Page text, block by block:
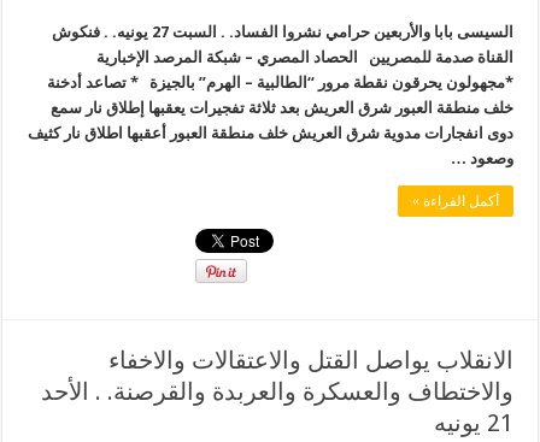
السيسى بابا والأربعين حرامي نشروا الفساد. . السبت 27 يونيه. . فنكوش
القناة صدمة للمصريين الحصاد المصري – شبكة المرصد الإخبارية
*مجهولون يحرقون نقطة مرور “الطالبية – الهرم” بالجيزة * تصاعد أدخنة
خلف منطقة العبور شرق ‏العريش بعد ثلاثة تفجيرات يعقبها إطلاق نار سمع
دوى انفجارات مدوية شرق العريش خلف منطقة العبور أعقبها اطلاق نار كثيف
وصعود …
أكمل القراءة »
الانقلاب يواصل القتل والاعتقالات والاخفاء
والاختطاف والعسكرة والعربدة والقرصنة. . الأحد
21 يونيه